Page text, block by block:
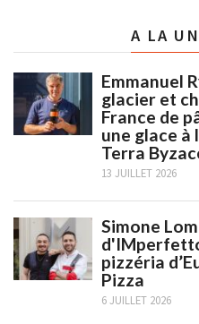
A LA
Emmanuel
glacier et
France de
une glace à
Terra
13 JUILLET 2026
Simone
pizzéria
Pizza
6 JUILLET 2026